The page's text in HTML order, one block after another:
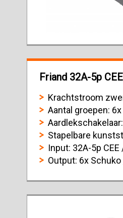
Friand 32A-5p
Krachtstroom
Aantal groepen:
Stapelbare
Input: 32A-5p CEE
Output: 6x